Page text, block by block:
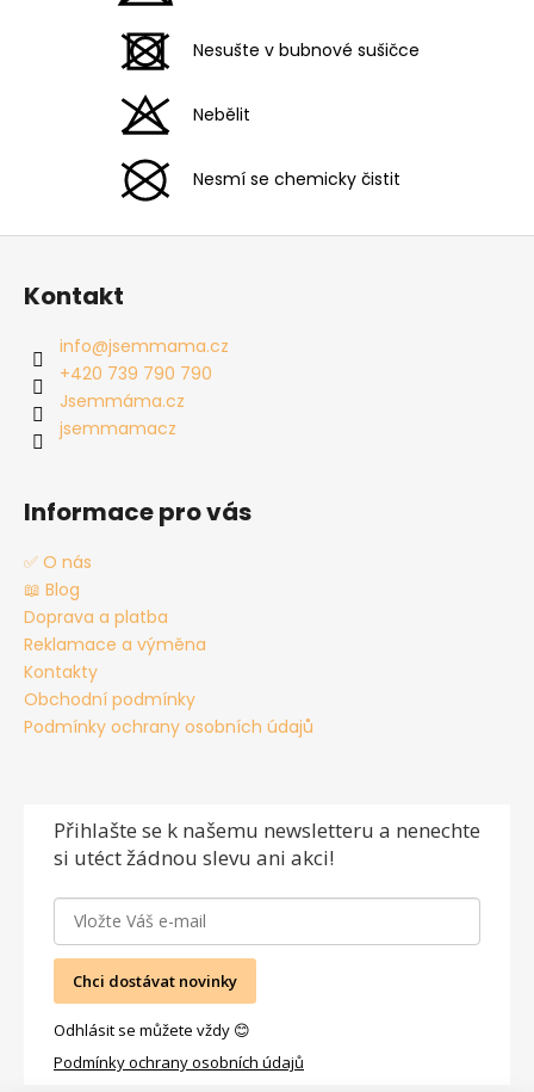
Nesušte v bubnové sušičce
Nebělit
Nesmí se chemicky čistit
Kontakt
info@jsemmama.cz
+420 739 790 790
Jsemmáma.cz
jsemmamacz
Informace pro vás
✅ O nás
📖 Blog
Doprava a platba
Reklamace a výměna
Kontakty
Obchodní podmínky
Podmínky ochrany osobních údajů
Přihlašte se k našemu newsletteru a nenechte
si utéct žádnou slevu ani akci!
Chci dostávat novinky
Odhlásit se můžete vždy 😊
Podmínky ochrany osobních údajů